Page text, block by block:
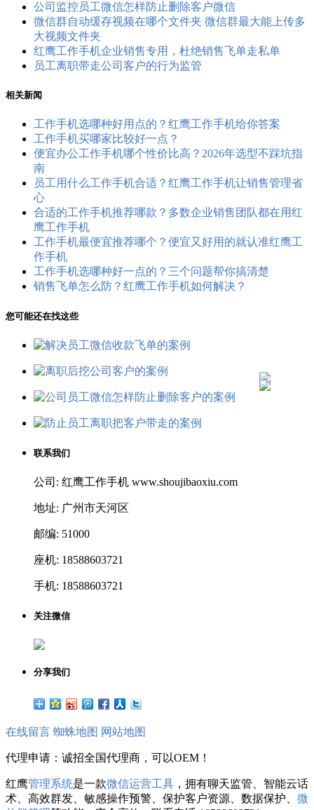
公司监控员工​微信怎样防止删除客户微信
微信群自动缓存视频在哪个文件夹 微信群最大能上传多
大视频文件夹
红鹰工作手机企业销售专用，杜绝销售飞单走私单
员工离职带走公司客户的行为监管
相关新闻
工作手机选哪种好用点的？红鹰工作手机给你答案
工作手机买哪家比较好一点？
便宜办公工作手机哪个性价比高？2026年选型不踩坑指
南
员工用什么工作手机合适？红鹰工作手机让销售管理省
心
合适的工作手机推荐哪款？多数企业销售团队都在用红
鹰工作手机
工作手机最便宜推荐哪个？便宜又好用的就认准红鹰工
作手机
工作手机选哪种好一点的？三个问题帮你搞清楚
销售飞单怎么防？红鹰工作手机如何解决？
您可能还在找这些
联系我们
公司: 红鹰工作手机 www.shoujibaoxiu.com
地址: 广州市天河区
邮编: 51000
座机: 18588603721
手机: 18588603721
关注微信
分享我们
在线留言 蜘蛛地图 网站地图
代理申请：诚招全国代理商，可以OEM！
红鹰管理系统是一款微信运营工具 ，拥有聊天监管、智能云话
术、高效群发、敏感操作预警、保护客户资源、数据保护、 微